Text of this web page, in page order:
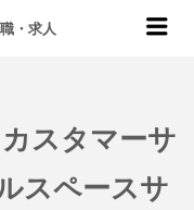
・求人
スタマーサ
スペースサ